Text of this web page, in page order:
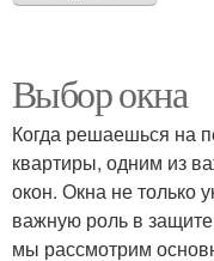
Выбор окна
Когда решаешься на
квартиры, одним из
окон. Окна не только
важную роль в
мы рассмотрим